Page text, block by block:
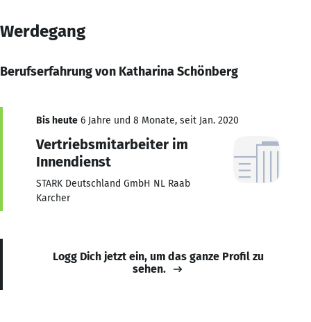
Werdegang
Berufserfahrung von Katharina Schönberg
Bis heute 6 Jahre und 8 Monate, seit Jan. 2020
Vertriebsmitarbeiter im
Innendienst
STARK Deutschland GmbH NL Raab
Karcher
Logg Dich jetzt ein, um das ganze Profil zu
sehen.